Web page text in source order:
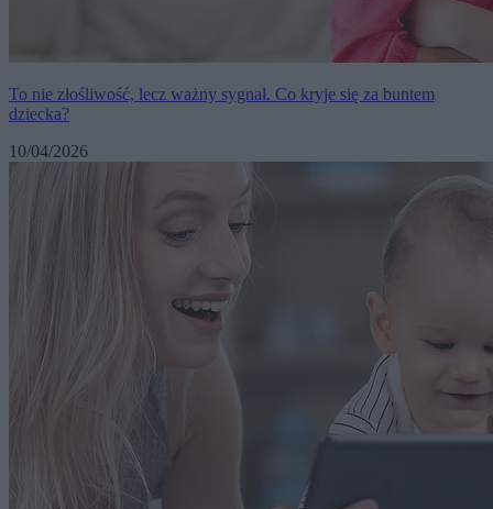
To nie złośliwość, lecz ważny sygnał. Co kryje się za buntem
dziecka?
10/04/2026